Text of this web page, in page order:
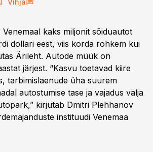
Vihja
kaks miljonit sõiduautot
dollari eest, viis korda rohkem kui
Ärileht. Autode müük on
järjest. “Kasvu toetavad kiire
tarbimislaenude üha suurem
autostumise tase ja vajadus välja
kirjutab Dmitri Plehhanov
instituudi Venemaa